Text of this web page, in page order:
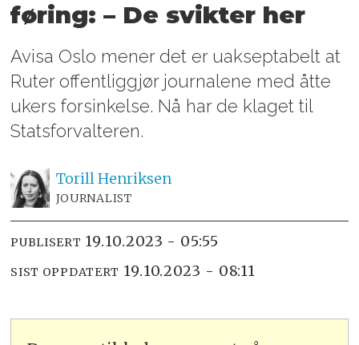
føring: – De svikter her
Avisa Oslo mener det er uakseptabelt at
Ruter offentliggjør journalene med åtte
ukers forsinkelse. Nå har de klaget til
Statsforvalteren.
TorillHenriksen
JOURNALIST
PUBLISERT 19.10.2023 - 05:55
SIST OPPDATERT 19.10.2023 - 08:11